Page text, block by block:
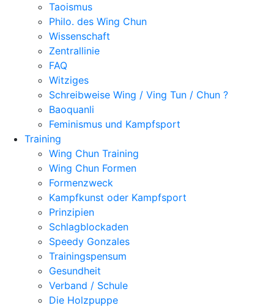
Taoismus
Philo. des Wing Chun
Wissenschaft
Zentrallinie
FAQ
Witziges
Schreibweise Wing / Ving Tun / Chun ?
Baoquanli
Feminismus und Kampfsport
Training
Wing Chun Training
Wing Chun Formen
Formenzweck
Kampfkunst oder Kampfsport
Prinzipien
Schlagblockaden
Speedy Gonzales
Trainingspensum
Gesundheit
Verband / Schule
Die Holzpuppe